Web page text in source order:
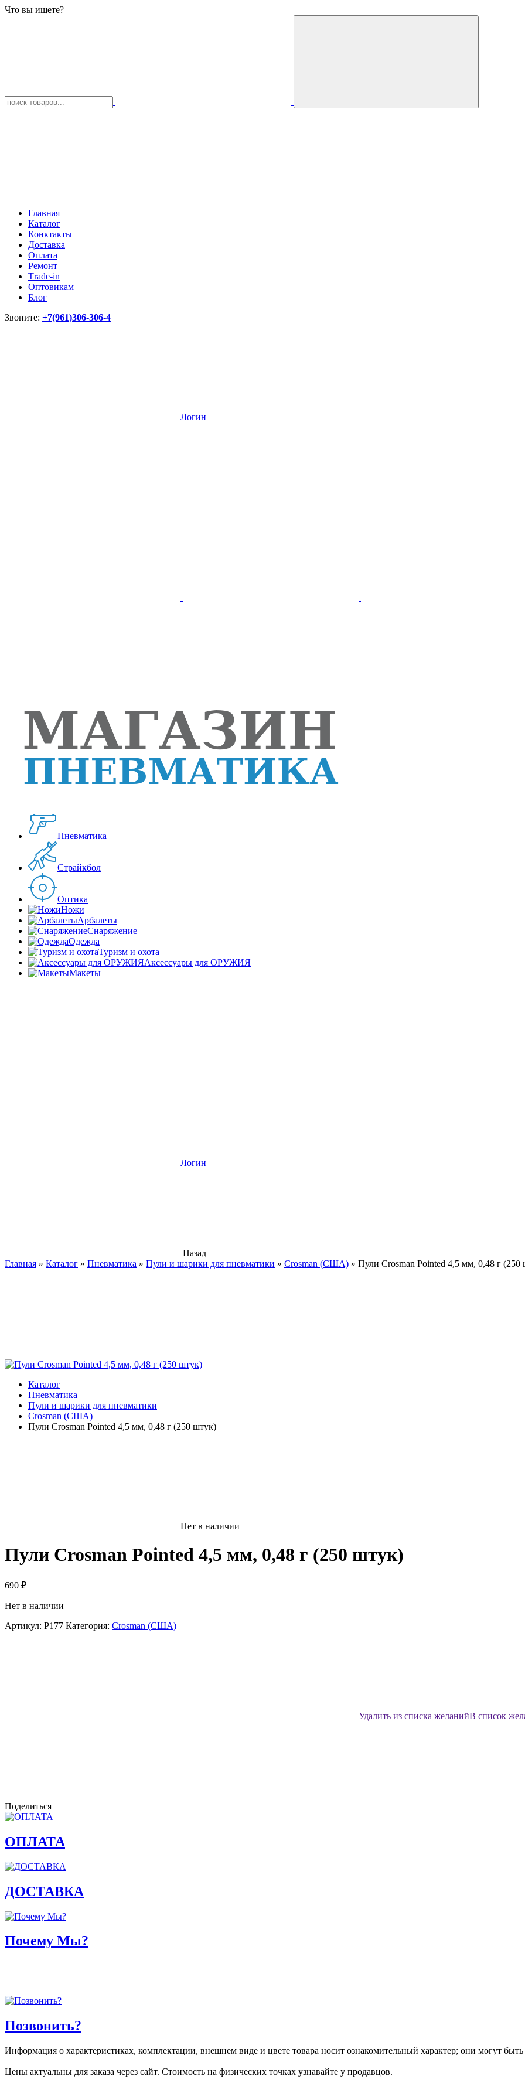
Что вы ищете?
Главная
Каталог
Конктакты
Доставка
Оплата
Ремонт
Тrade-in
Оптовикам
Блог
Звоните: +7(961)306-306-4
Логин
Пневматика
Страйкбол
Оптика
Ножи
Арбалеты
Снаряжение
Одежда
Туризм и охота
Аксессуары для ОРУЖИЯ
Макеты
Логин
Назад
Главная » Каталог » Пневматика » Пули и шарики для пневматики » Crosman (США) » Пули Crosman Pointed 4,5 мм, 0,48 г (250
Каталог
Пневматика
Пули и шарики для пневматики
Crosman (США)
Пули Crosman Pointed 4,5 мм, 0,48 г (250 штук)
Нет в наличии
Пули Crosman Pointed 4,5 мм, 0,48 г (250 штук)
690 ₽
Нет в наличии
Артикул: P177 Категория: Crosman (США)
Удалить из списка желанийВ список
Поделиться
ОПЛАТА
ДОСТАВКА
Почему Мы?
Позвонить?
Информация о характеристиках, комплектации, внешнем виде и цвете товара носит ознакомительный характер; они могут
Цены актуальны для заказа через сайт. Стоимость на физических точках узнавайте у продавцов.